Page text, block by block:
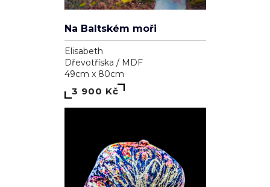
Na Baltském moři
Elisabeth
Dřevotříska / MDF
49cm x 80cm
3 900 Kč